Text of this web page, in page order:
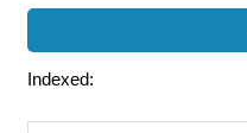
Indexed: